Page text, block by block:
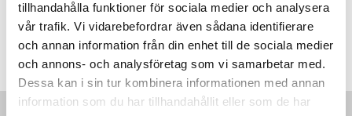
tillhandahålla funktioner för sociala medier och analysera
vår trafik. Vi vidarebefordrar även sådana identifierare
och annan information från din enhet till de sociala medier
och annons- och analysföretag som vi samarbetar med.
Dessa kan i sin tur kombinera informationen med annan
information som du har tillhandahållit eller som de har
Modulsoffa - Paul Sidobord - Panna Cotta High